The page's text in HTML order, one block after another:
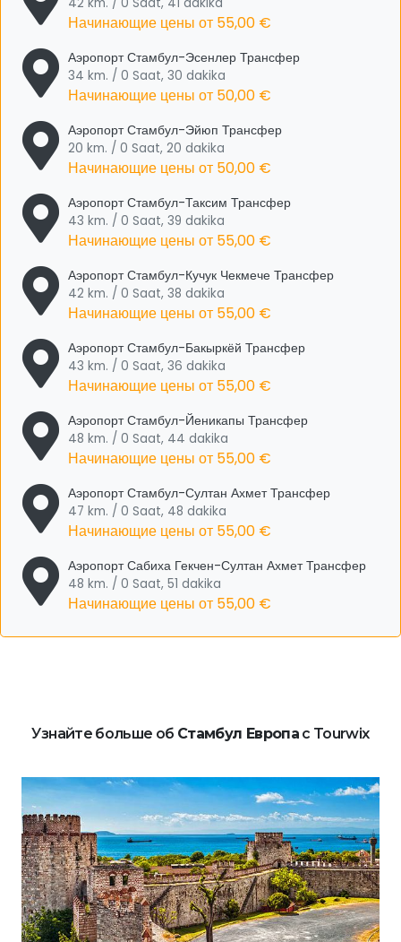
Начинающие цены от 55,00 €
Аэропорт Стамбул-Эсенлер Трансфер
34 km. / 0 Saat, 30 dakika
Начинающие цены от 50,00 €
Аэропорт Стамбул-Эйюп Трансфер
20 km. / 0 Saat, 20 dakika
Начинающие цены от 50,00 €
Аэропорт Стамбул-Таксим Трансфер
43 km. / 0 Saat, 39 dakika
Начинающие цены от 55,00 €
Аэропорт Стамбул-Кучук Чекмече Трансфер
42 km. / 0 Saat, 38 dakika
Начинающие цены от 55,00 €
Аэропорт Стамбул-Бакыркёй Трансфер
43 km. / 0 Saat, 36 dakika
Начинающие цены от 55,00 €
Аэропорт Стамбул-Йеникапы Трансфер
48 km. / 0 Saat, 44 dakika
Начинающие цены от 55,00 €
Аэропорт Стамбул-Султан Ахмет Трансфер
47 km. / 0 Saat, 48 dakika
Начинающие цены от 55,00 €
Аэропорт Сабиха Гекчен-Султан Ахмет Трансфер
48 km. / 0 Saat, 51 dakika
Начинающие цены от 55,00 €
Узнайте больше об Стамбул Европас Tourwix